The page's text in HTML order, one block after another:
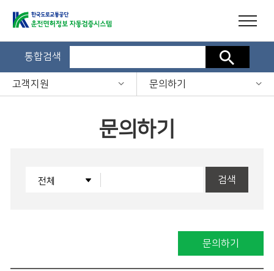
통합검색 검색
고객지원 문의하기
문의하기
검색
문의하기